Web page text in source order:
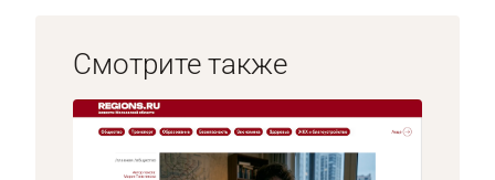
Смотрите также